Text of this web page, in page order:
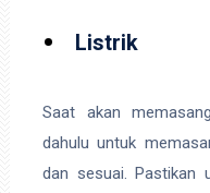
Listrik
Saat akan
dahulu untuk
dan sesuai. Pastikan